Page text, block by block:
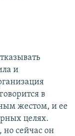
и
в
жестом, и ее
целях.
сейчас он